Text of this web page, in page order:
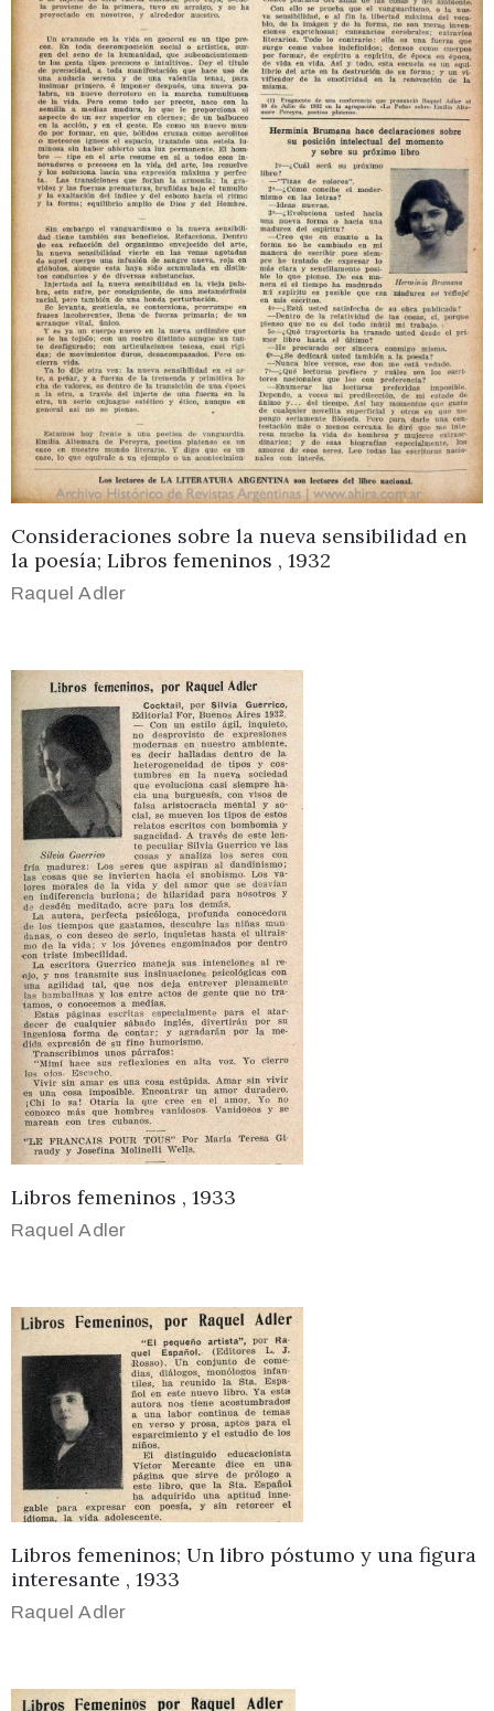
Consideraciones sobre la nueva sensibilidad en
la poesía; Libros femeninos , 1932
Raquel Adler
Libros femeninos , 1933
Raquel Adler
Libros femeninos; Un libro póstumo y una figura
interesante , 1933
Raquel Adler